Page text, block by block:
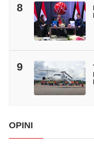
8
9
OPINI